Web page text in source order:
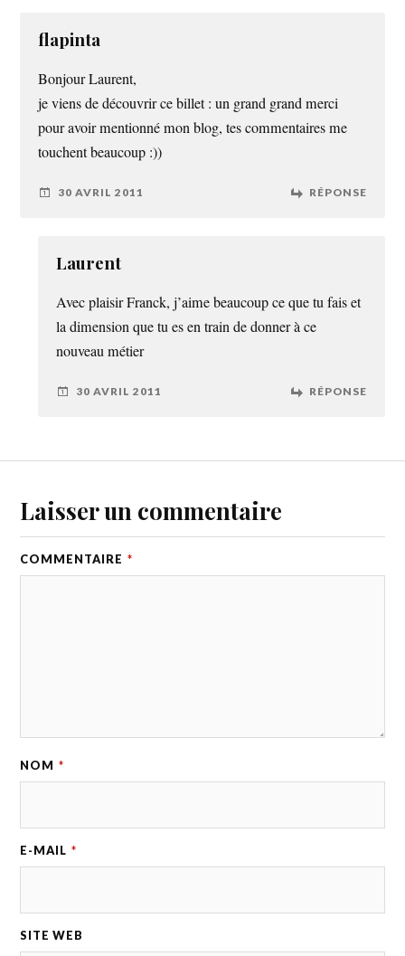
flapinta
Bonjour Laurent,
je viens de découvrir ce billet : un grand grand merci
pour avoir mentionné mon blog, tes commentaires me
touchent beaucoup :))
30 AVRIL 2011 RÉPONSE
Laurent
Avec plaisir Franck, j’aime beaucoup ce que tu fais et
la dimension que tu es en train de donner à ce
nouveau métier
30 AVRIL 2011 RÉPONSE
Laisser un commentaire
COMMENTAIRE *
NOM *
E-MAIL *
SITE WEB